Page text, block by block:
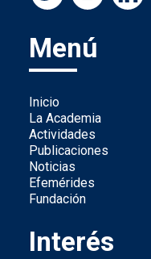
Menú
Inicio
La Academia
Actividades
Publicaciones
Noticias
Efemérides
Fundación
Interés